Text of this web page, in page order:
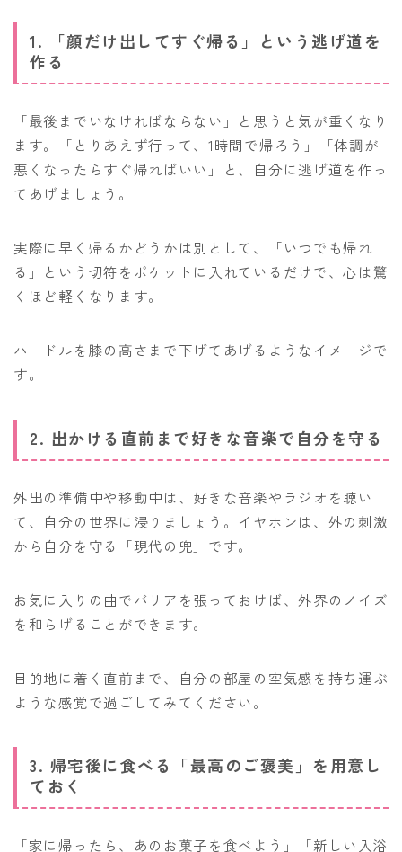
1. 「顔だけ出してすぐ帰る」という逃げ道を
作る
「最後までいなければならない」と思うと気が重くなり
ます。「とりあえず行って、1時間で帰ろう」「体調が
悪くなったらすぐ帰ればいい」と、自分に逃げ道を作っ
てあげましょう。
実際に早く帰るかどうかは別として、「いつでも帰れ
る」という切符をポケットに入れているだけで、心は驚
くほど軽くなります。
ハードルを膝の高さまで下げてあげるようなイメージで
す。
2. 出かける直前まで好きな音楽で自分を守る
外出の準備中や移動中は、好きな音楽やラジオを聴い
て、自分の世界に浸りましょう。イヤホンは、外の刺激
から自分を守る「現代の兜」です。
お気に入りの曲でバリアを張っておけば、外界のノイズ
を和らげることができます。
目的地に着く直前まで、自分の部屋の空気感を持ち運ぶ
ような感覚で過ごしてみてください。
3. 帰宅後に食べる「最高のご褒美」を用意し
ておく
「家に帰ったら、あのお菓子を食べよう」「新しい入浴